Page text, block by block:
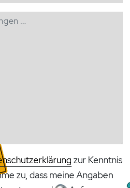
zur Kenntnis
zu, dass meine Angaben